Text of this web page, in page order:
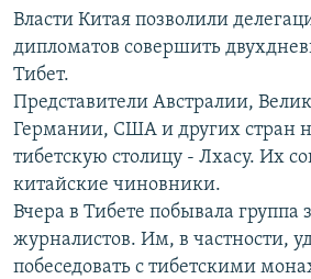
Вернутся
поиску
КАВКАЗ.РЕАЛИИ
СЕВЕР.РЕАЛИИ
СИБИРЬ.РЕАЛИИ
РАСПИСАНИЕ ВЕЩАНИЯ
ПОДПИШИТЕСЬ НА РАССЫЛКУ
СОЦИАЛЬНЫЕ СЕТИ
Власти Китая позволили
дипломатов совершить
Тибет.
Представители Австралии,
Германии, США и других стран
тибетскую столицу - Лхасу. Их
китайские чиновники.
Вчера в Тибете побывала группа
журналистов. Им, в частности,
побеседовать с тибетскими